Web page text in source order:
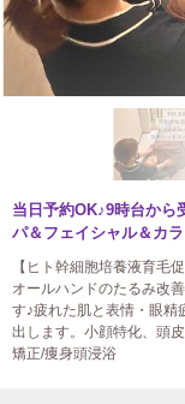
当日予約OK♪9時台から
パ＆フェイシャル＆カ
【ヒト幹細胞培養液育毛
オールハンドのたるみ改
す♪疲れた肌と表情・眼精
出します。小顔特化、頭
矯正/痩身頭浸浴